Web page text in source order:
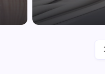
От Юрист
Полина